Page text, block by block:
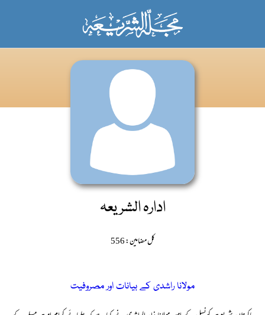
ادارہ الشریعہ
کل مضامین: 556
مولانا راشدی کے بیانات اور مصروفیت